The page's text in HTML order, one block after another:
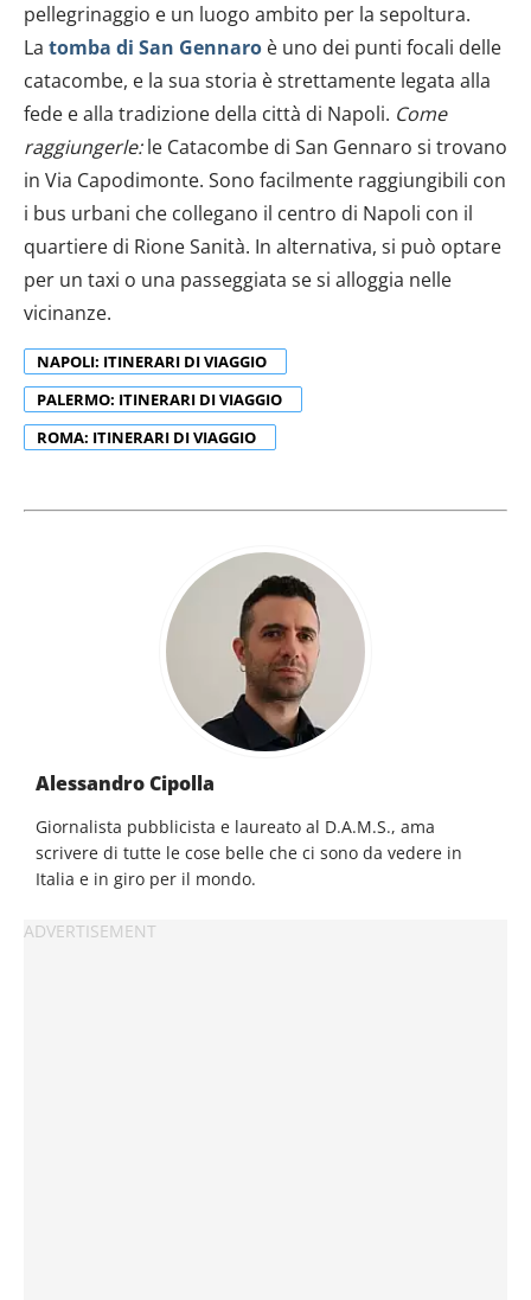
Utilizziamo i cookie per personalizzare contenuti ed
annunci, per fornire funzionalità dei social media e per
analizzare il nostro traffico. Condividiamo inoltre
informazioni sul modo in cui utilizzi il nostro sito con i
nostri partner che si occupano di analisi dei dati web,
pubblicità e social media, i quali potrebbero combinarle
con altre informazioni che hai fornito loro o che hanno
raccolto dal tuo utilizzo dei loro servizi.
pellegrinaggio e un luogo ambito per la sepoltura.
La tomba di San Gennaro è uno dei punti focali delle
catacombe, e la sua storia è strettamente legata alla
fede e alla tradizione della città di Napoli. Come
raggiungerle:le Catacombe di San Gennaro si trovano
in Via Capodimonte. Sono facilmente raggiungibili con
i bus urbani che collegano il centro di Napoli con il
quartiere di Rione Sanità. In alternativa, si può optare
per un taxi o una passeggiata se si alloggia nelle
vicinanze.
NAPOLI: ITINERARI DI VIAGGIO
PALERMO: ITINERARI DI VIAGGIO
ROMA: ITINERARI DI VIAGGIO
Alessandro Cipolla
Giornalista pubblicista e laureato al D.A.M.S., ama
scrivere di tutte le cose belle che ci sono da vedere in
Italia e in giro per il mondo.